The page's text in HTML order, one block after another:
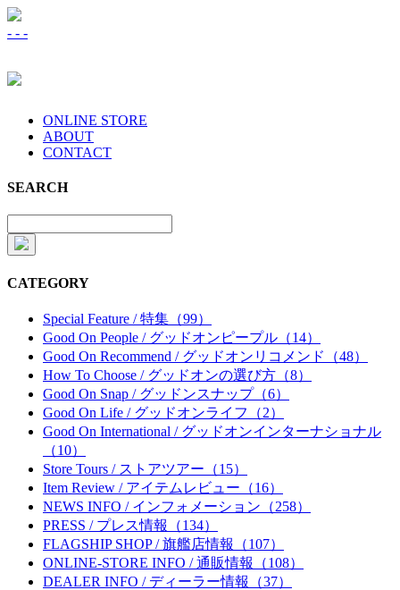
- - -
ONLINE STORE
ABOUT
CONTACT
SEARCH
CATEGORY
Special Feature / 特集（99）
Good On People / グッドオンピープル（14）
Good On Recommend / グッドオンリコメンド（48）
How To Choose / グッドオンの選び方（8）
Good On Snap / グッドンスナップ（6）
Good On Life / グッドオンライフ（2）
Good On International / グッドオンインターナショナル
（10）
Store Tours / ストアツアー（15）
Item Review / アイテムレビュー（16）
NEWS INFO / インフォメーション（258）
PRESS / プレス情報（134）
FLAGSHIP SHOP / 旗艦店情報（107）
ONLINE-STORE INFO / 通販情報（108）
DEALER INFO / ディーラー情報（37）